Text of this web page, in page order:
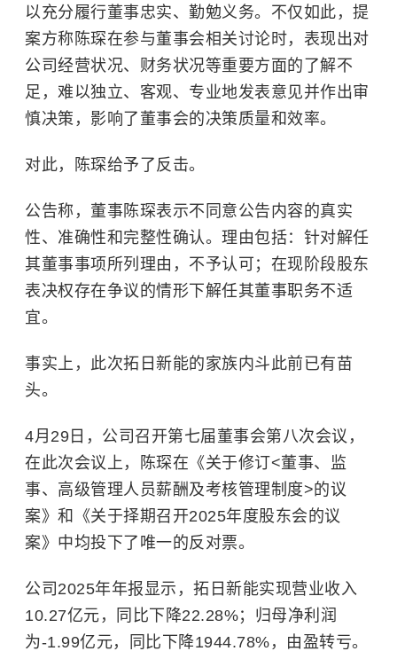
以充分履行董事忠实、勤勉义务。不仅如此，提
案方称陈琛在参与董事会相关讨论时，表现出对
公司经营状况、财务状况等重要方面的了解不
足，难以独立、客观、专业地发表意见并作出审
慎决策，影响了董事会的决策质量和效率。
对此，陈琛给予了反击。
公告称， 董事陈琛表示不同意公告内容的真实
性、准确性和完整性确认。理由包括：针对解任
其董事事项所列理由，不予认可；在现阶段股东
表决权存在争议的情形下解任其董事职务不适
宜。
事实上，此次拓日新能的家族内斗此前已有苗
头。
4月29日，公司召开第七届董事会第八次会议，
在此次会议上，陈琛在《关于修订<董事、监
事、高级管理人员薪酬及考核管理制度>的议
案》和《关于择期召开2025年度股东会的议
案》中均投下了唯一的反对票。
公司2025年年报显示，拓日新能实现营业收入
10.27亿元，同比下降22.28%；归母净利润
为-1.99亿元，同比下降1944.78%，由盈转亏。